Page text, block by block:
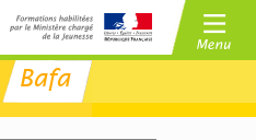
BAFA
Bafa